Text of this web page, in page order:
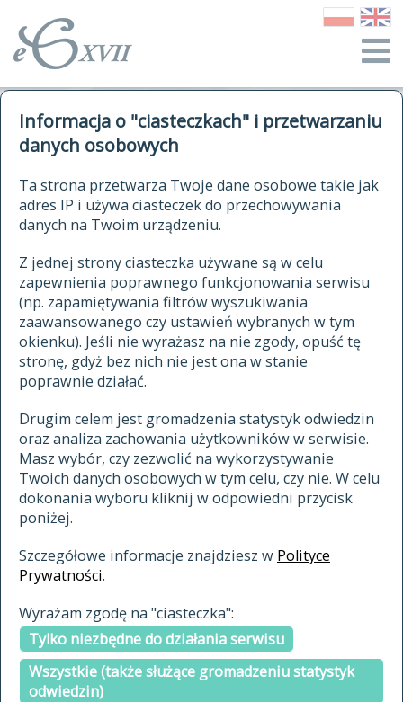
Informacja o "ciasteczkach" i przetwarzaniu
danych osobowych
Ta strona przetwarza Twoje dane osobowe takie jak
adres IP i używa ciasteczek do przechowywania
danych na Twoim urządzeniu.
Z jednej strony ciasteczka używane są w celu
zapewnienia poprawnego funkcjonowania serwisu
(np. zapamiętywania filtrów wyszukiwania
zaawansowanego czy ustawień wybranych w tym
okienku). Jeśli nie wyrażasz na nie zgody, opuść tę
stronę, gdyż bez nich nie jest ona w stanie
poprawnie działać.
Drugim celem jest gromadzenia statystyk odwiedzin
oraz analiza zachowania użytkowników w serwisie.
Masz wybór, czy zezwolić na wykorzystywanie
Twoich danych osobowych w tym celu, czy nie. W celu
dokonania wyboru kliknij w odpowiedni przycisk
poniżej.
Szczegółowe informacje znajdziesz w Polityce
Prywatności.
Wyrażam zgodę na "ciasteczka":
Tylko niezbędne do działania serwisu
Wszystkie (także służące gromadzeniu statystyk
odwiedzin)
autorzy Słownika
historia
publikacje
źródła
autorzy tekstów źródłowych
zasady opracowania
statystyki
najnowsze hasła
ostatnio zmodyfikowane hasła
materiały archiwalne
cytowanie
kontakt
kwerendy
jak cytować Słownik
ELEKTRONICZNY SŁOWNIK
JĘZYKA POLSKIEGO
XVII I XVIII WIEKU
znajdź hasła
zaczynające się od
indeksie
a fronte
a tergo